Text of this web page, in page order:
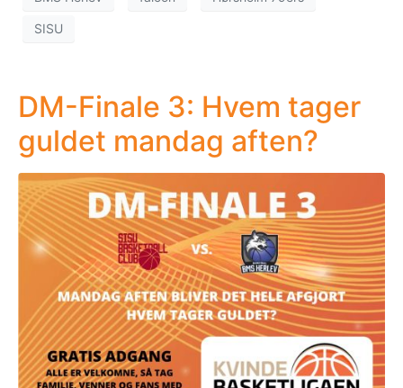
SISU
DM-Finale 3: Hvem tager
guldet mandag aften?